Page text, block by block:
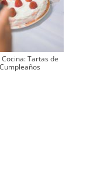
Tartas de
Cumpleaños